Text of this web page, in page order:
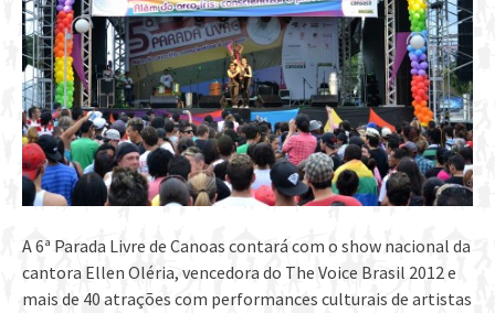
A 6ª Parada Livre de Canoas contará com o show nacional da
cantora Ellen Oléria, vencedora do The Voice Brasil 2012 e
mais de 40 atrações com performances culturais de artistas